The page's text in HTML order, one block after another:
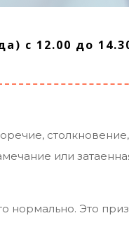
с 12.00 до
или
нормально. Это